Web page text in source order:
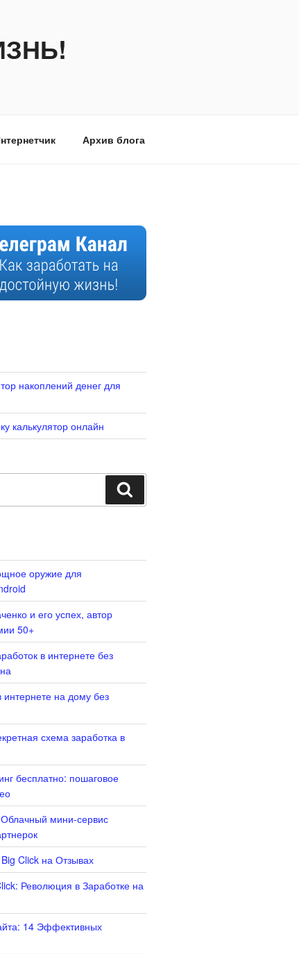
Архив блога
накоплений денег для
калькулятор онлайн
оружие для
и его успех, автор
50+
в интернете без
интернете на дому без
схема заработка в
бесплатно: пошаговое
Облачный мини-сервис
Click на Отзывах
Революция в Заработке на
14 Эффективных